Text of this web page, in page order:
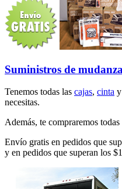
Suministros de mudanza
Tenemos todas las cajas, cinta y
necesitas.
Además, te compraremos todas
Envío gratis en pedidos que
y en pedidos que superan los